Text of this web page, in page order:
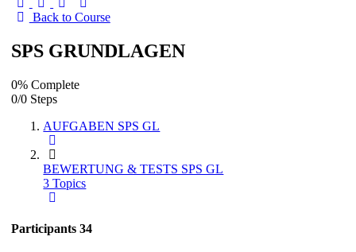
Back to Course
SPS GRUNDLAGEN
0% Complete
0/0 Steps
AUFGABEN SPS GL
BEWERTUNG & TESTS SPS GL
3 Topics
Participants34